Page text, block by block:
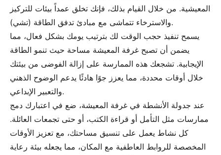
المعيشية. من خلال القيام بذلك، فإنك تخلق عمداً بيئات للتركيز
والاسترخاء تتماشى مع مبادئ تدفق الطاقة (تشي).
يسمح تنفيذ حجب الوقت لك بترتيب يومك بشكل فعال، مما
يضمن أن تصبح غرفة المعيشة مساحة حيث تنمو الطاقة
الإيجابية. تشجعك هذه الممارسة على إزالة الفوضى من بيئتك
خلال أوقات محددة، مما يعزز جوًا هادئًا يدعم الوضوح الذهني
والتعبير الإبداعي.
عند جدولة الأنشطة في غرفة المعيشة، ضع في اعتبارك دمج
ممارسات مثل التأمل أو قراءة الكتب، أو حتى تجمعات العائلة.
كل نشاط يعمل على تنسيق مساحتك، مع تعزيز الأوقات
المخصصة للروابط العاطفية مع المكان، مما يجعله بيئة رعاية